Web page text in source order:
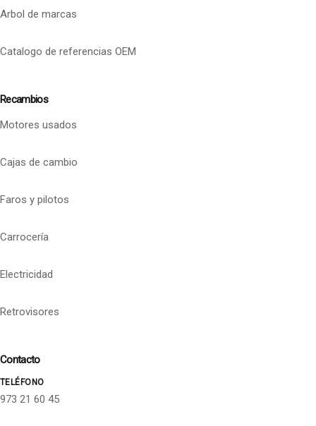
Arbol de marcas
Catalogo de referencias OEM
Recambios
Motores usados
Cajas de cambio
Faros y pilotos
Carrocería
Electricidad
Retrovisores
Contacto
TELÉFONO
973 21 60 45